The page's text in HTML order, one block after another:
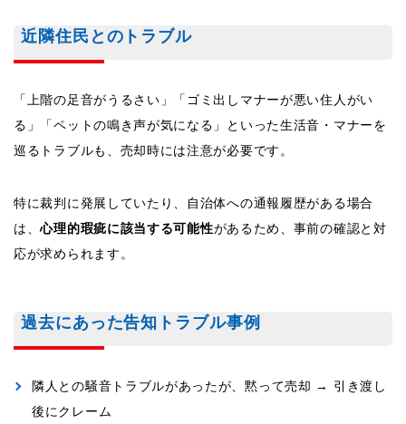
近隣住民とのトラブル
「上階の足音がうるさい」「ゴミ出しマナーが悪い住人がい
る」「ペットの鳴き声が気になる」といった生活音・マナーを
巡るトラブルも、売却時には注意が必要です。
特に裁判に発展していたり、自治体への通報履歴がある場合
は、心理的瑕疵に該当する可能性があるため、事前の確認と対
応が求められます。
過去にあった告知トラブル事例
隣人との騒音トラブルがあったが、黙って売却 → 引き渡し
後にクレーム